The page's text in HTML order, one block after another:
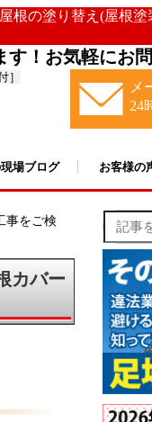
の塗り替え(屋根塗
す！お気軽にお
］
メ
24
場ブログ お客様の
事をご検
カバー
記事を